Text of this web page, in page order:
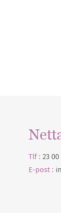
Tlf : 23
E-post :